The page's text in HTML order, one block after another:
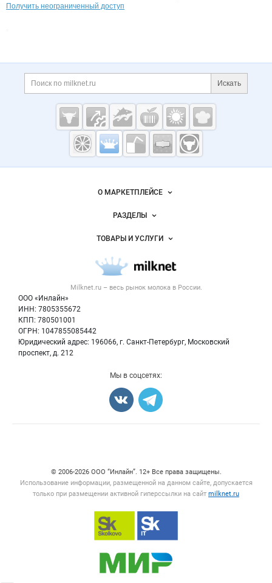
Получить неограниченный доступ
Дополнительная информация
Поиск по сайту и
Искать
Cсылки на полезные проекты
Молочная
промышленность
Milknet.ru
Важные разделы и контакты
Milknet.ru – весь рынок молокав России.
ООО «Инлайн»
ИНН: 7805355672
КПП: 780501001
ОГРН: 1047855085442
Юридический адрес: 196066, г. Санкт-Петербург, Московский
проспект, д. 212
Навигация по сайтуО МАРКЕТПЛЕЙСЕ
Новости Milknet.ru
Размещение рекламы
Публичная оферта
Контактная информация
Политика обработки персональных данных
РАЗДЕЛЫ
Объявления
Новости рынка
ТОВАРЫ И УСЛУГИ
Молочная продукция
Вторичное сырье
Оборудование
Мы в соцсетях:
© 2006‑2026 ООО “Инлайн”. 12+ Все права защищены.
Использование информации, размещенной на данном сайте, допускается
только при размещении активной гиперссылки на сайт milknet.ru